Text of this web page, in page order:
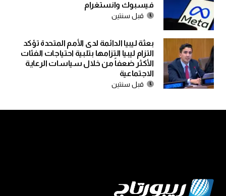
فيسبوك وانستغرام
قبل سنتين
بعثة ليبيا الدائمة لدى الأمم المتحدة تؤكد
التزام ليبيا التزامها بتلبية احتياجات الفئات
الأكثر ضعفاً من خلال سياسات الرعاية
الاجتماعية
قبل سنتين